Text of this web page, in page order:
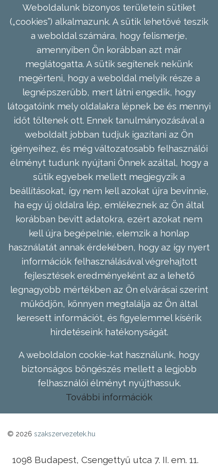
Weboldalunk bizonyos területein sütiket
(„cookies”) alkalmazunk. A sütik lehetővé teszik
a weboldal számára, hogy felismerje,
amennyiben Ön korábban azt már
meglátogatta. A sütik segítenek nekünk
megérteni, hogy a weboldal melyik része a
legnépszerűbb, mert látni engedik, hogy
látogatóink mely oldalakra lépnek be és mennyi
időt töltenek ott. Ennek tanulmányozásával a
weboldalt jobban tudjuk igazítani az Ön
igényeihez, és még változatosabb felhasználói
élményt tudunk nyújtani Önnek azáltal, hogy a
sütik egyebek mellett megjegyzik a
beállításokat, így nem kell azokat újra bevinnie,
ha egy új oldalra lép, emlékeznek az Ön által
korábban bevitt adatokra, ezért azokat nem
kell újra begépelnie, elemzik a honlap
használatát annak érdekében, hogy az így nyert
információk felhasználásával végrehajtott
fejlesztések eredményeként az a lehető
legnagyobb mértékben az Ön elvárásai szerint
működjön, könnyen megtalálja az Ön által
keresett információt, és figyelemmel kísérik
hirdetéseink hatékonyságát.
A weboldalon cookie-kat használunk, hogy
biztonságos böngészés mellett a legjobb
felhasználói élményt nyújthassuk.
További információk
© 2026 szakszervezetek.hu
1098 Budapest, Csengettyű utca 7. II. em. 11.